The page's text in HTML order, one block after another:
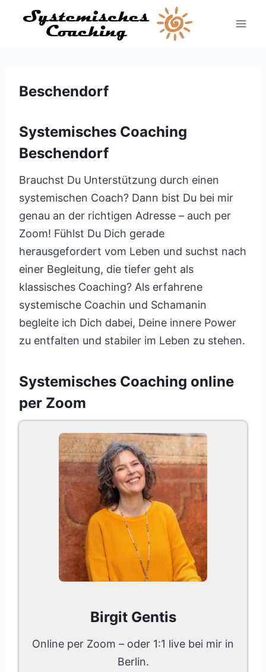
Inhalt
Beschendorf
Systemisches Coaching
Beschendorf
Brauchst Du Unterstützung durch einen
systemischen Coach? Dann bist Du bei mir
genau an der richtigen Adresse – auch per
Zoom! Fühlst Du Dich gerade
herausgefordert vom Leben und suchst nach
einer Begleitung, die tiefer geht als
klassisches Coaching? Als erfahrene
systemische Coachin und Schamanin
begleite ich Dich dabei, Deine innere Power
zu entfalten und stabiler im Leben zu stehen.
Systemisches Coaching online
per Zoom
Birgit Gentis
Online per Zoom – oder 1:1 live bei mir in
Berlin.